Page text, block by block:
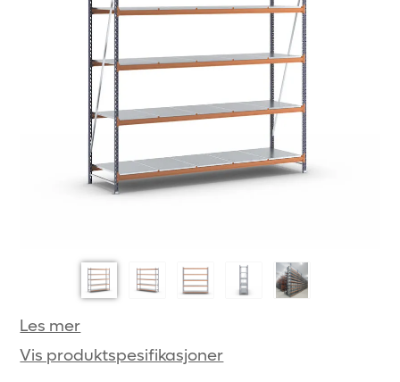
Les mer
Vis produktspesifikasjoner